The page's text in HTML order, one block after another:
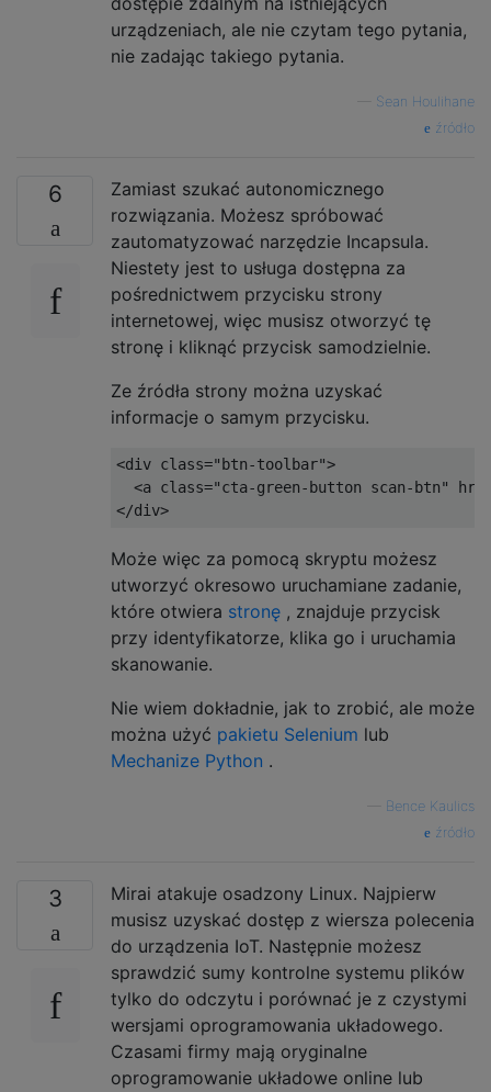
urządzeniach, ale nie czytam tego pytania,
nie zadając takiego pytania.
Sean Houlihane
źródło
6
Zamiast szukać autonomicznego
rozwiązania. Możesz spróbować
zautomatyzować narzędzie Incapsula.
Niestety jest to usługa dostępna za
pośrednictwem przycisku strony
internetowej, więc musisz otworzyć tę
stronę i kliknąć przycisk samodzielnie.
Ze źródła strony można uzyskać
informacje o samym przycisku.
<div class="btn-toolbar">
<a class="cta-green-button scan-btn"
</div>
Może więc za pomocą skryptu możesz
utworzyć okresowo uruchamiane zadanie,
które otwiera stronę , znajduje przycisk
przy identyfikatorze, klika go i uruchamia
skanowanie.
Nie wiem dokładnie, jak to zrobić, ale może
można użyć pakietu Selenium lub
Mechanize Python .
Bence Kaulics
źródło
3
Mirai atakuje osadzony Linux. Najpierw
musisz uzyskać dostęp z wiersza polecenia
do urządzenia IoT. Następnie możesz
sprawdzić sumy kontrolne systemu plików
tylko do odczytu i porównać je z czystymi
wersjami oprogramowania układowego.
Czasami firmy mają oryginalne
oprogramowanie układowe online lub